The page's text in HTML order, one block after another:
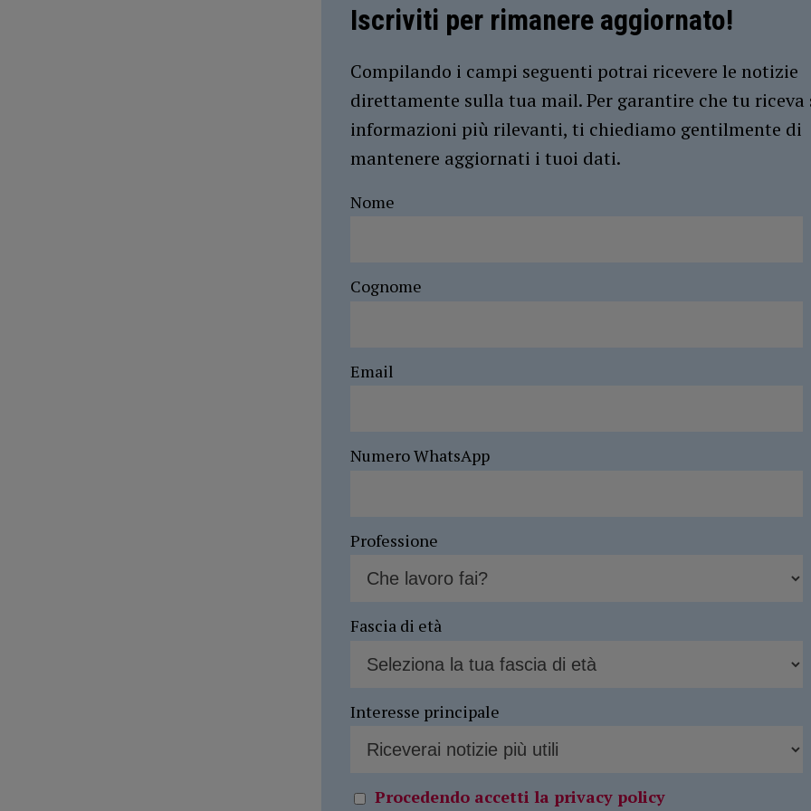
Iscriviti per rimanere aggiornato!
Compilando i campi seguenti potrai ricevere le notizie
direttamente sulla tua mail. Per garantire che tu riceva
informazioni più rilevanti, ti chiediamo gentilmente di
mantenere aggiornati i tuoi dati.
Nome
Cognome
Email
Numero WhatsApp
Professione
Fascia di età
Interesse principale
Procedendo accetti la privacy policy